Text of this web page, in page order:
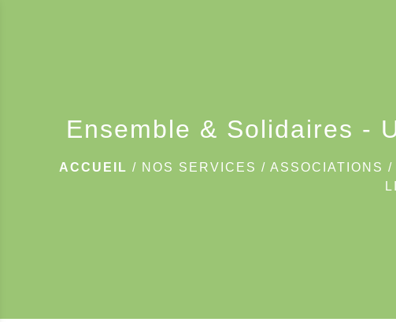
Ensemble & Solidaires -
ACCUEIL / NOS SERVICES /ASSOCIATIONS /